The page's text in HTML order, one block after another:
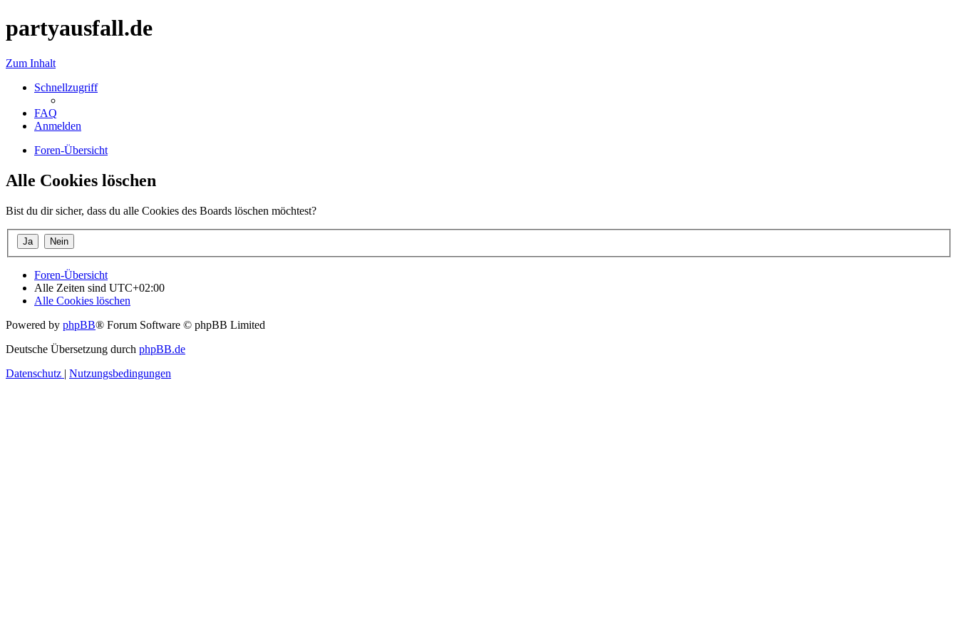
partyausfall.de
Zum Inhalt
Schnellzugriff
FAQ
Anmelden
Foren-Übersicht
Alle Cookies löschen
Bist du dir sicher, dass du alle Cookies des Boards löschen möchtest?
Foren-Übersicht
Alle Zeiten sind UTC+02:00
Alle Cookies löschen
Powered by phpBB® Forum Software © phpBB Limited
Deutsche Übersetzung durch phpBB.de
Datenschutz | Nutzungsbedingungen